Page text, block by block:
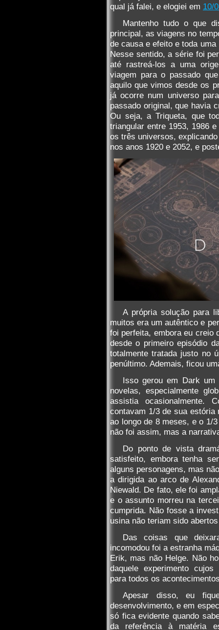
qual já falei, e elogiei em 10/
Mantenho tudo o que
principal, as viagens no
de causa e efeito e toda
Nesse sentido, a série foi
até rastreá-los a uma
viagem para o passado
aquilo que vimos desde os
já ocorre num universo
passado original, que havia
Ou seja, a Triqueta, que
triangular entre 1953, 1986
os três universos,
nos anos 1920 e 2052, e
A própria solução para
muitos era um autêntico e
foi perfeita, embora eu creio
desde o primeiro episódio
totalmente tratada justo no
penúltimo. Ademais, ficou
Isso gerou em Dark
novelas, especialmente
assistia ocasionalmente.
contavam 1/3 de sua
ao longo de 8 meses, e o 1/
não foi assim, mas a
Do ponto de vista
satisfeito, embora tenha
alguns personagens, mas
a dirigida ao arco de
Niewald. De fato, ele foi
e o assunto morreu na
cumprida. Não fosse a
usina não teriam sido
Das coisas que
incomodou foi a estranha
Erik, mas não Helge. Não
daquele experimento
para todos os
Apesar disso, eu
desenvolvimento, e em
só fica evidente quando
da referência à matéria